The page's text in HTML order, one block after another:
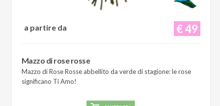
€ 49
a partire da
Mazzo di rose rosse
Mazzo di Rose Rosse abbellito da verde di stagione: le rose
significano Ti Amo!